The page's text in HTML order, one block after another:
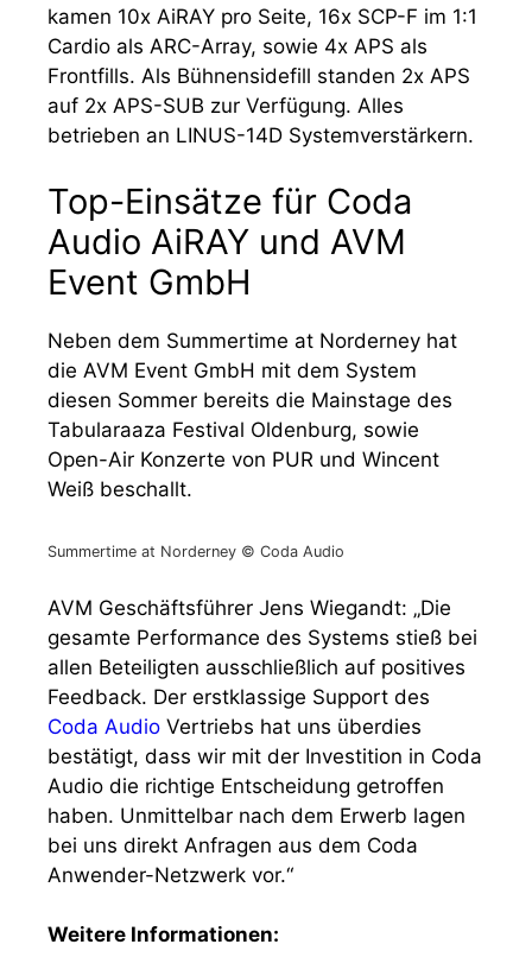
kamen 10x AiRAY pro Seite, 16x SCP-F im 1:1
Cardio als ARC-Array, sowie 4x APS als
Frontfills. Als Bühnensidefill standen 2x APS
auf 2x APS-SUB zur Verfügung. Alles
betrieben an LINUS-14D Systemverstärkern.
Top-Einsätze für Coda
Audio AiRAY und AVM
Event GmbH
Neben dem Summertime at Norderney hat
die AVM Event GmbH mit dem System
diesen Sommer bereits die Mainstage des
Tabularaaza Festival Oldenburg, sowie
Open-Air Konzerte von PUR und Wincent
Weiß beschallt.
Summertime at Norderney © Coda Audio
AVM Geschäftsführer Jens Wiegandt: „Die
gesamte Performance des Systems stieß bei
allen Beteiligten ausschließlich auf positives
Feedback. Der erstklassige Support des
Coda Audio Vertriebs hat uns überdies
bestätigt, dass wir mit der Investition in Coda
Audio die richtige Entscheidung getroffen
haben. Unmittelbar nach dem Erwerb lagen
bei uns direkt Anfragen aus dem Coda
Anwender-Netzwerk vor.“
Weitere Informationen: